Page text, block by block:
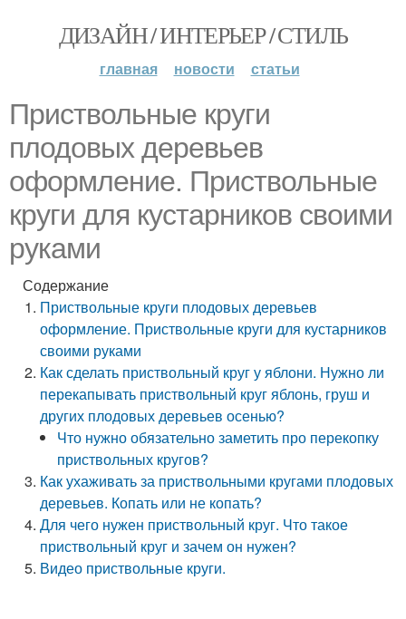
ДИЗАЙН / ИНТЕРЬЕР / СТИЛЬ
главная новости статьи
Приствольные круги
плодовых деревьев
оформление. Приствольные
круги для кустарников своими
руками
Содержание
Приствольные круги плодовых деревьев
оформление. Приствольные круги для кустарников
своими руками
Как сделать приствольный круг у яблони. Нужно ли
перекапывать приствольный круг яблонь, груш и
других плодовых деревьев осенью?
Что нужно обязательно заметить про перекопку
приствольных кругов?
Как ухаживать за приствольными кругами плодовых
деревьев. Копать или не копать?
Для чего нужен приствольный круг. Что такое
приствольный круг и зачем он нужен?
Видео приствольные круги.